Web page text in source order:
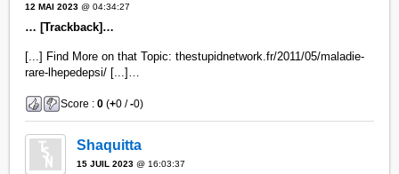
12 MAI 2023 @ 04:34:27
… [Trackback]…
[...] Find More on that Topic: thestupidnetwork.fr/2011/05/maladie-
rare-lhepedepsi/ [...]…
Score :0 (+0 /-0)
Shaquitta
15 JUIL 2023 @ 16:03:37